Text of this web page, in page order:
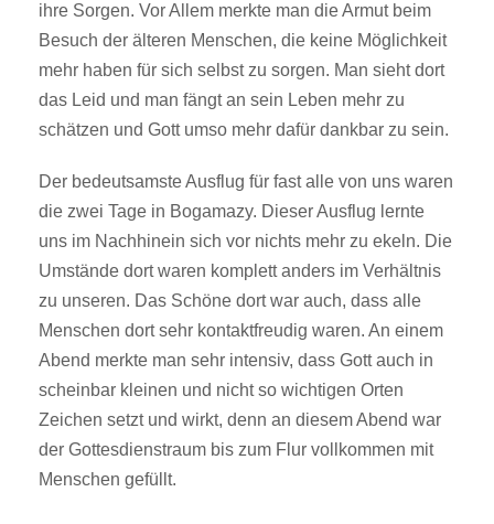
ihre Sorgen. Vor Allem merkte man die Armut beim
Besuch der älteren Menschen, die keine Möglichkeit
mehr haben für sich selbst zu sorgen. Man sieht dort
das Leid und man fängt an sein Leben mehr zu
schätzen und Gott umso mehr dafür dankbar zu sein.
Der bedeutsamste Ausflug für fast alle von uns waren
die zwei Tage in Bogamazy. Dieser Ausflug lernte
uns im Nachhinein sich vor nichts mehr zu ekeln. Die
Umstände dort waren komplett anders im Verhältnis
zu unseren. Das Schöne dort war auch, dass alle
Menschen dort sehr kontaktfreudig waren. An einem
Abend merkte man sehr intensiv, dass Gott auch in
scheinbar kleinen und nicht so wichtigen Orten
Zeichen setzt und wirkt, denn an diesem Abend war
der Gottesdienstraum bis zum Flur vollkommen mit
Menschen gefüllt.